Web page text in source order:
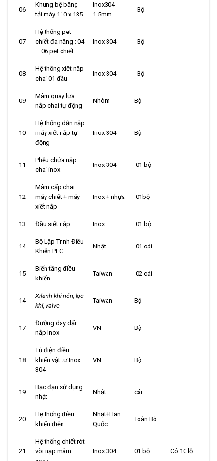
06
Khung bệ băng
tải máy 110 x 135
Inox304
1.5mm
Bộ
07
Hệ thống pet
chiết đa năng : 04
– 06 pet chiết
Inox 304 Bộ
08
Hệ thống xiết nắp
chai 01 đầu
Inox 304 Bộ
09
Mâm quay lựa
nắp chai tự động
Nhôm Bộ
10
Hệ thống dẫn nắp
máy xiết nắp tự
động
Inox 304 Bộ
11
Phễu chứa nắp
chai inox
Inox 304 01 bộ
12
Mâm cấp chai
máy chiết + máy
xiết nắp
Inox + nhựa 01bộ
13 Đầu siết nắp Inox 01 bộ
14
Bộ Lập Trình Điều
Khiển PLC
Nhật 01 cái
15
Biến tầng điều
khiển
Taiwan 02 cái
14
Xilanh khí nén , lọc
khí, valve
Taiwan Bộ
17
Đường day dấn
nắp Inox
VN Bộ
18
Tủ điện điều
khiển vật tư Inox
304
VN Bộ
19
Bạc đạn sử dụng
nhật
Nhật cái
20
Hệ thống điều
khiển điện
Nhật+Hàn
Quốc
Toàn Bộ
21
Hệ thống chiết rót
vòi nạp mâm
Inox 304 01 bộ Có 10 lỗ